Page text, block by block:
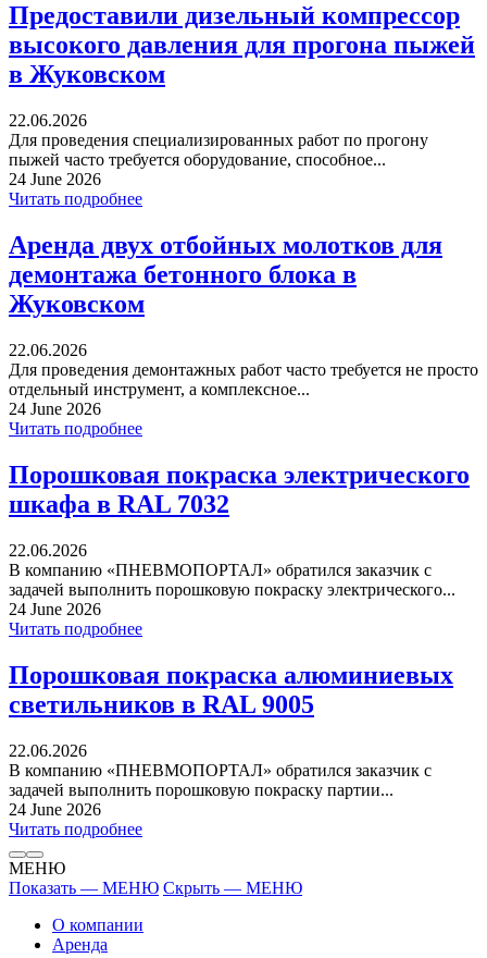
Предоставили дизельный компрессор
высокого давления для прогона пыжей
в Жуковском
22.06.2026
Для проведения специализированных работ по прогону
пыжей часто требуется оборудование, способное...
24 June 2026
Читать подробнее
Аренда двух отбойных молотков для
демонтажа бетонного блока в
Жуковском
22.06.2026
Для проведения демонтажных работ часто требуется не просто
отдельный инструмент, а комплексное...
24 June 2026
Читать подробнее
Порошковая покраска электрического
шкафа в RAL 7032
22.06.2026
В компанию «ПНЕВМОПОРТАЛ» обратился заказчик с
задачей выполнить порошковую покраску электрического...
24 June 2026
Читать подробнее
Порошковая покраска алюминиевых
светильников в RAL 9005
22.06.2026
В компанию «ПНЕВМОПОРТАЛ» обратился заказчик с
задачей выполнить порошковую покраску партии...
24 June 2026
Читать подробнее
МЕНЮ
Показать — МЕНЮ Скрыть — МЕНЮ
О компании
Аренда